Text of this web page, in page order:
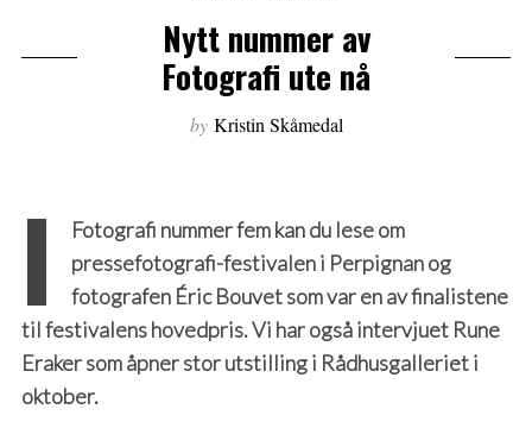
Nytt nummer av
Fotografi ute nå
by Kristin Skåmedal
I
Fotografi nummer fem kan du lese om
pressefotografi-festivalen i Perpignan og
fotografen Éric Bouvet som var en av finalistene
til festivalens hovedpris. Vi har også intervjuet Rune
Eraker som åpner stor utstilling i Rådhusgalleriet i
oktober.